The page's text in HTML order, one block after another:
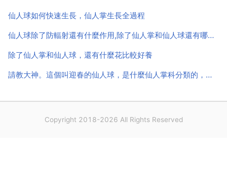
仙人球如何快速生長，仙人掌生長全過程
仙人球除了防輻射還有什麼作用,除了仙人掌和仙人球還有哪些花可以防輻射
除了仙人掌和仙人球，還有什麼花比較好養
請教大神。這個叫迎春的仙人球，是什麼仙人掌科分類的，是什麼品種
Copyright 2018-2026 All Rights Reserved